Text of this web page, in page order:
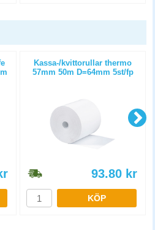
Kassa-/kvittorullar thermo
57mm 50m D=64mm 5st/fp
93.80 kr
KÖP